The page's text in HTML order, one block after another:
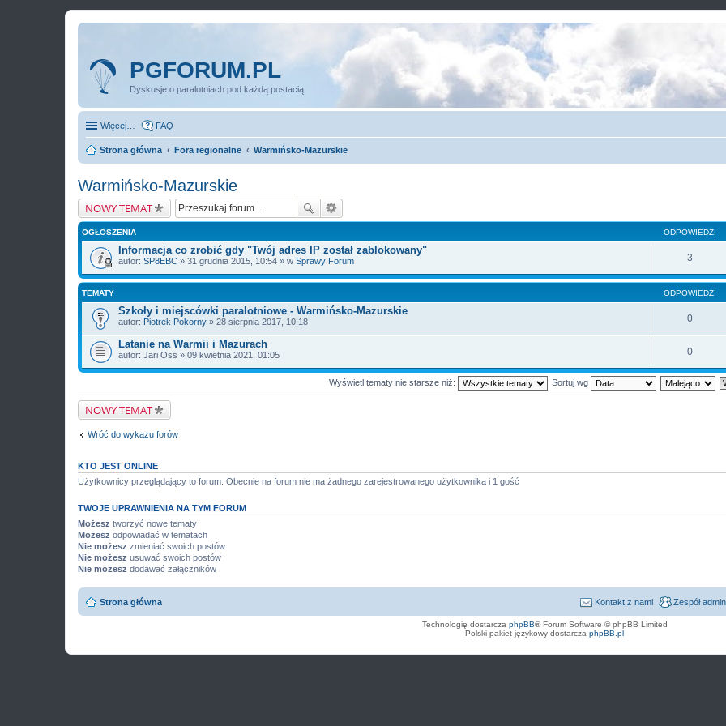
PGFORUM.PL
Dyskusje o paralotniach pod każdą postacią
Więcej… FAQ
Strona główna Fora regionalne Warmińsko-Mazurskie
Warmińsko-Mazurskie
NOWY TEMAT
OGŁOSZENIA ODPOWIEDZI
Informacja co zrobić gdy "Twój adres IP został zablokowany"
autor: SP8EBC » 31 grudnia 2015, 10:54 » w Sprawy Forum 3
TEMATY ODPOWIEDZI
Szkoły i miejscówki paralotniowe - Warmińsko-Mazurskie
autor: Piotrek Pokorny » 28 sierpnia 2017, 10:18 0
Latanie na Warmii i Mazurach
autor: Jari Oss » 09 kwietnia 2021, 01:05 0
Wyświetl tematy nie starsze niż: Sortuj wg
NOWY TEMAT
Wróć do wykazu forów
KTO JEST ONLINE
Użytkownicy przeglądający to forum: Obecnie na forum nie ma żadnego zarejestrowanego użytkownika i 1 gość
TWOJE UPRAWNIENIA NA TYM FORUM
Możesz tworzyć nowe tematy
Możesz odpowiadać w tematach
Nie możesz zmieniać swoich postów
Nie możesz usuwać swoich postów
Nie możesz dodawać załączników
Strona główna Zespół
Kontakt z nami
Technologię dostarcza phpBB® Forum Software © phpBB Limited
Polski pakiet językowy dostarcza phpBB.pl